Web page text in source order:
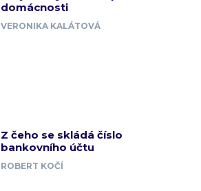
domácnosti
VERONIKA KALÁTOVÁ
Z čeho se skládá číslo
bankovního účtu
ROBERT KOČÍ